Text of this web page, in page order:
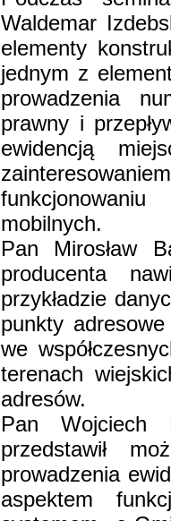
Waldemar
elementy
jednym z
prowadzenia
prawny i
ewidencją
mobilnych.
Pan Mirosław
producenta
przykładzie
punkty
we
terenach
adresów.
Pan Wojciech
przedstawił
prowadzenia
aspektem